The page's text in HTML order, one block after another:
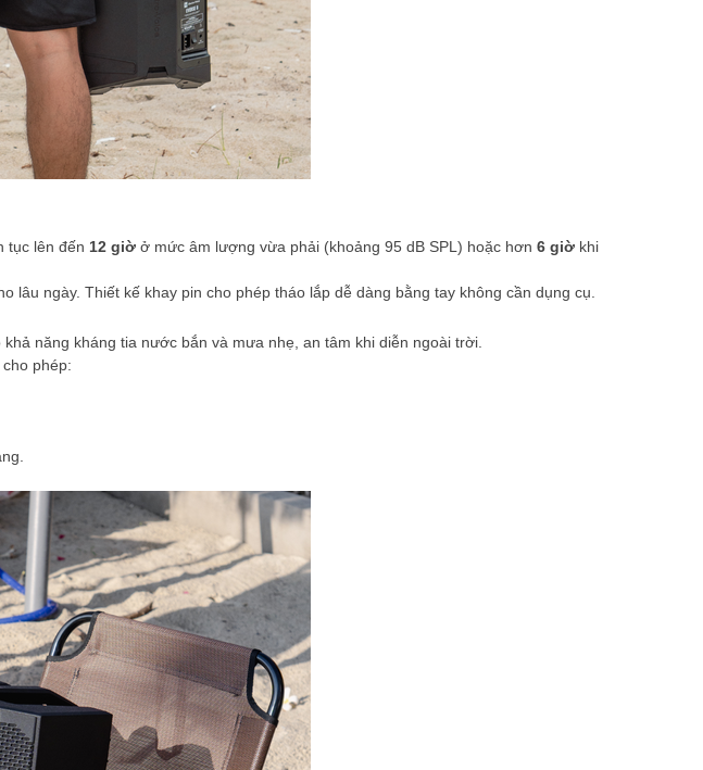
tục lên đến 12 giờ ở mức âm lượng vừa phải (khoảng 95 dB SPL) hoặc hơn 6 giờ khi
lâu ngày. Thiết kế khay pin cho phép tháo lắp dễ dàng bằng tay không cần dụng cụ.
năng kháng tia nước bắn và mưa nhẹ, an tâm khi diễn ngoài trời.
phép: